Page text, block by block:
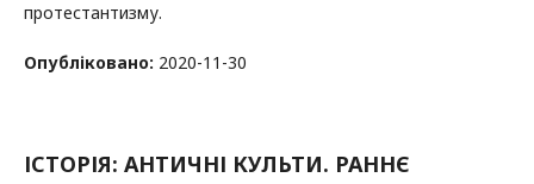
протестантизму.
Опубліковано: 2020-11-30
ІСТОРІЯ: АНТИЧНІ КУЛЬТИ. РАННЄ